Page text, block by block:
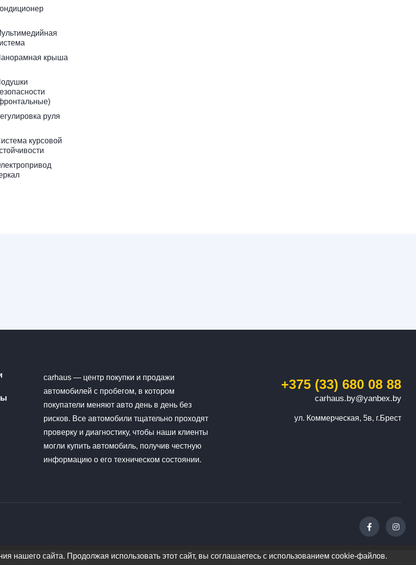
крыша
руля
курсовой
carhaus — центр покупки и продажи
автомобилей с пробегом, в котором
покупатели меняют авто день в день без
рисков. Все автомобили тщательно проходят
проверку и диагностику, чтобы наши клиенты
могли купить автомобиль, получив честную
информацию о его техническом состоянии.
+375 (33) 680 08 88
carhaus.by@yanbex.by
ул. Коммерческая, 5в, г.Брест
нашего сайта. Продолжая использовать этот сайт, вы соглашаетесь с использованием cookie-файлов.
{ var xhr = new XMLHttpRequest(); xhr.open("POST", "/wp-admin/admin-ajax.php", true);